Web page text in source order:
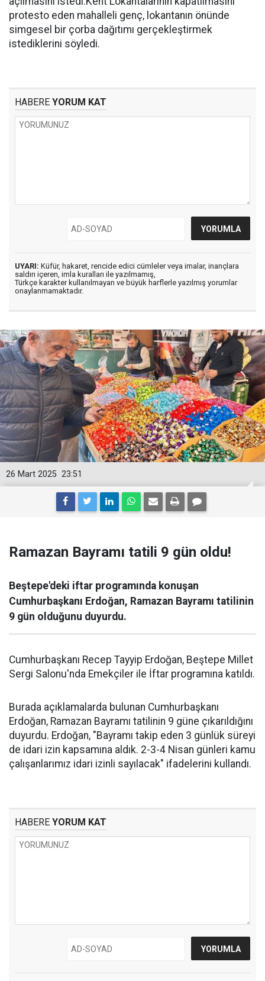
protesto eden mahalleli genç, lokantanın önünde
simgesel bir çorba dağıtımı gerçekleştirmek
istediklerini söyledi.
HABERE YORUM KAT
UYARI: Küfür, hakaret, rencide edici cümleler veya imalar, inançlara
saldırı içeren, imla kuralları ile yazılmamış,
Türkçe karakter kullanılmayan ve büyük harflerle yazılmış yorumlar
onaylanmamaktadır.
23:51
26 Mart 2025
Ramazan Bayramı tatili 9 gün oldu!
Beştepe'deki iftar programında konuşan
Cumhurbaşkanı Erdoğan, Ramazan Bayramı tatilinin
9 gün olduğunu duyurdu.
Cumhurbaşkanı Recep Tayyip Erdoğan, Beştepe Millet
Sergi Salonu'nda Emekçiler ile İftar programına katıldı.
Burada açıklamalarda bulunan Cumhurbaşkanı
Erdoğan, Ramazan Bayramı tatilinin 9 güne çıkarıldığını
duyurdu. Erdoğan, "Bayramı takip eden 3 günlük süreyi
de idari izin kapsamına aldık. 2-3-4 Nisan günleri kamu
çalışanlarımız idari izinli sayılacak" ifadelerini kullandı.
HABERE YORUM KAT